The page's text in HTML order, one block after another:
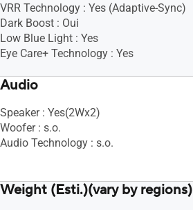
VRR Technology : Yes (Adaptive-Sync)
Dark Boost : Oui
Low Blue Light : Yes
Eye Care+ Technology : Yes
Audio
Speaker : Yes(2Wx2)
Woofer : s.o.
Audio Technology : s.o.
Weight (Esti.)(vary by regions)